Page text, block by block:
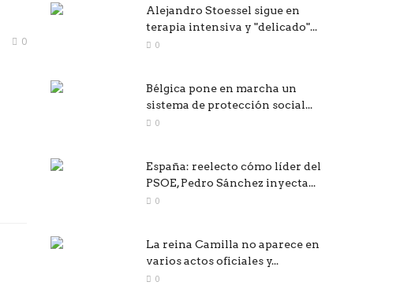
0
Alejandro Stoessel sigue en
terapia intensiva y "delicado"...
0
Bélgica pone en marcha un
sistema de protección social...
0
España: reelecto cómo líder del
PSOE, Pedro Sánchez inyecta...
0
La reina Camilla no aparece en
varios actos oficiales y...
0